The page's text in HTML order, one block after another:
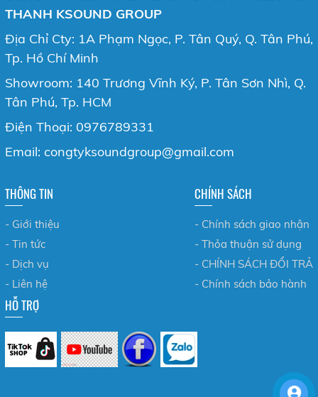
THANH KSOUND GROUP
Địa Chỉ Cty: 1A Phạm Ngọc, P. Tân Quý, Q. Tân Phú,
Tp. Hồ Chí Minh
Showroom: 140 Trương Vĩnh Ký, P. Tân Sơn Nhì, Q.
Tân Phú, Tp. HCM
Điện Thoại: 0976789331
Email: congtyksoundgroup@gmail.com
THÔNG TIN
- Giới thiệu
- Tin tức
- Dịch vụ
- Liên hệ
CHÍNH SÁCH
- Chính sách giao nhận
- Thỏa thuận sử dụng
- CHÍNH SÁCH ĐỔI TRẢ
- Chính sách bảo hành
HỖ TRỢ